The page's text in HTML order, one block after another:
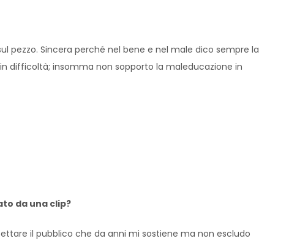
Sincera perché nel bene e nel male dico sempre la
difficoltà; insomma non sopporto la maleducazione in
da una clip?
il pubblico che da anni mi sostiene ma non escludo